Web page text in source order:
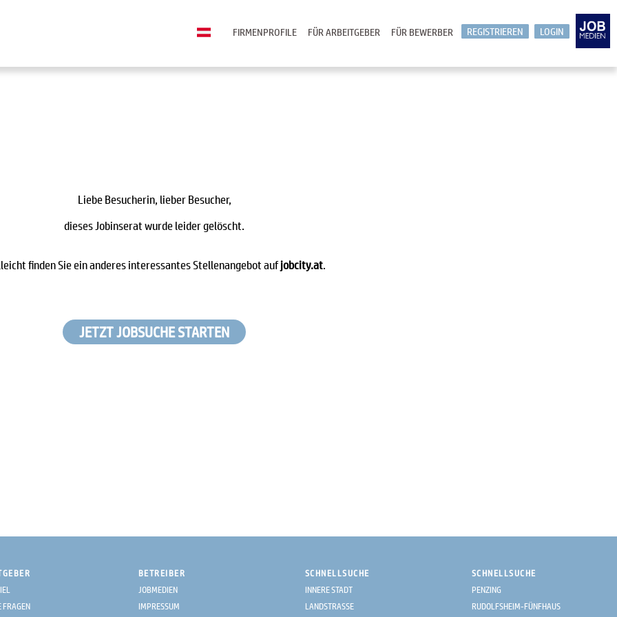
LOGIN
REGISTRIEREN
FÜR BEWERBER
FÜR ARBEITGEBER
FIRMENPROFILE
Liebe Besucherin, lieber Besucher,
dieses Jobinserat wurde leider gelöscht.
finden Sie ein anderes interessantes Stellenangebot aufjobcity.at.
JETZT JOBSUCHE STARTEN
FRAGEN
BETREIBER
JOBMEDIEN
IMPRESSUM
SCHNELLSUCHE
INNERE STADT
LANDSTRASSE
SCHNELLSUCHE
PENZING
RUDOLFSHEIM-FÜNFHAUS